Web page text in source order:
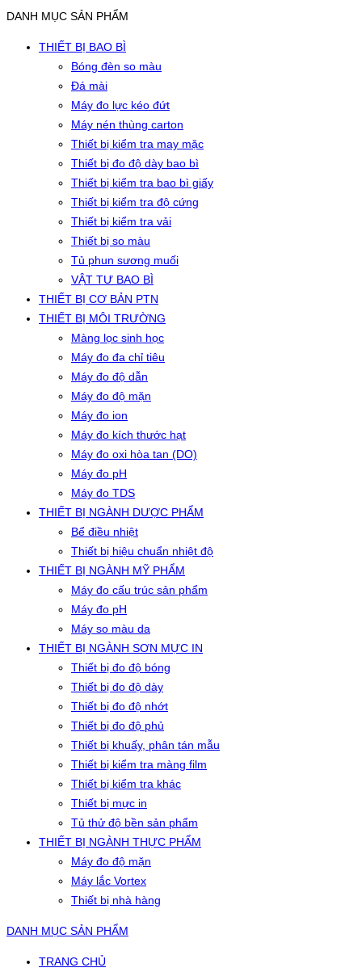
DANH MỤC SẢN PHẨM
THIẾT BỊ BAO BÌ
Bóng đèn so màu
Đá mài
Máy đo lực kéo đứt
Máy nén thùng carton
Thiết bị kiểm tra may mặc
Thiết bị đo độ dày bao bì
Thiết bị kiểm tra bao bì giấy
Thiết bị kiểm tra độ cứng
Thiết bị kiểm tra vải
Thiết bị so màu
Tủ phun sương muối
VẬT TƯ BAO BÌ
THIẾT BỊ CƠ BẢN PTN
THIẾT BỊ MÔI TRƯỜNG
Màng lọc sinh học
Máy đo đa chỉ tiêu
Máy đo độ dẫn
Máy đo độ mặn
Máy đo ion
Máy đo kích thước hạt
Máy đo oxi hòa tan (DO)
Máy đo pH
Máy đo TDS
THIẾT BỊ NGÀNH DƯỢC PHẨM
Bể điều nhiệt
Thiết bị hiệu chuẩn nhiệt độ
THIẾT BỊ NGÀNH MỸ PHẨM
Máy đo cấu trúc sản phẩm
Máy đo pH
Máy so màu da
THIẾT BỊ NGÀNH SƠN MỰC IN
Thiết bị đo độ bóng
Thiết bị đo độ dày
Thiết bị đo độ nhớt
Thiết bị đo độ phủ
Thiết bị khuấy, phân tán mẫu
Thiết bị kiểm tra màng film
Thiết bị kiểm tra khác
Thiết bị mực in
Tủ thử độ bền sản phẩm
THIẾT BỊ NGÀNH THỰC PHẨM
Máy đo độ mặn
Máy lắc Vortex
Thiết bị nhà hàng
DANH MỤC SẢN PHẨM
TRANG CHỦ